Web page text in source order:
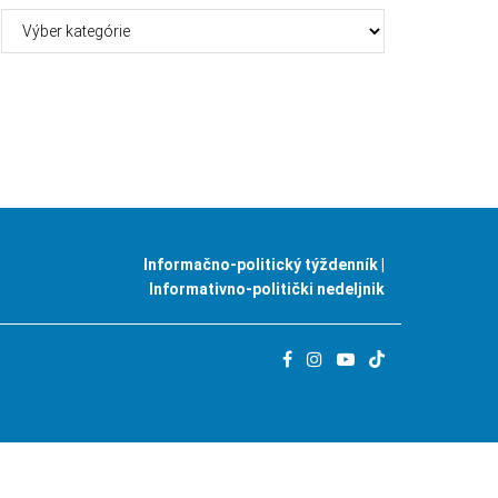
Informačno-politický týždenník |
Informativno-politički nedeljnik